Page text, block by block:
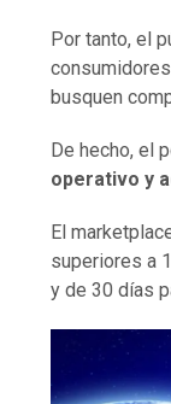
Por tanto, el
busquen
De hecho, el
operativo y
El
superiores a
y de 30 días